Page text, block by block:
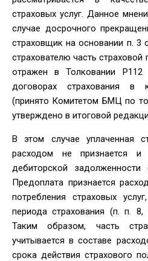
страховых услуг. Данное
случае досрочного
страховщик на основании п.
страхователю часть
отражен в Толковании Р112
договорах страхования в
(принято Комитетом БМЦ по
утверждено в итоговой
В этом случае уплаченная
расходом не признается и
дебиторской
Предоплата признается
потребления страховых
периода страхования (п. п.
Таким образом, часть
учитывается в составе
срока действия страхового